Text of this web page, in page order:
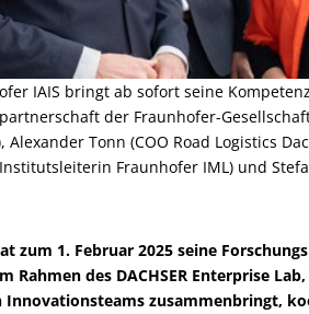
IAIS bringt ab sofort seine
der Fraunhofer-
Alexander Tonn (COO Road Logistics
Fraunhofer IML) und
zum 1. Februar 2025 seine
Rahmen des DACHSER Enterprise
Innovationsteams zusammenbringt,